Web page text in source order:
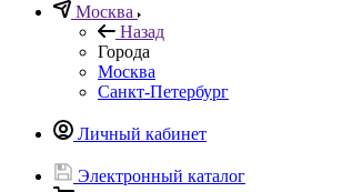
Москва
Назад
Города
Москва
Санкт-Петербург
Личный кабинет
Электронный каталог